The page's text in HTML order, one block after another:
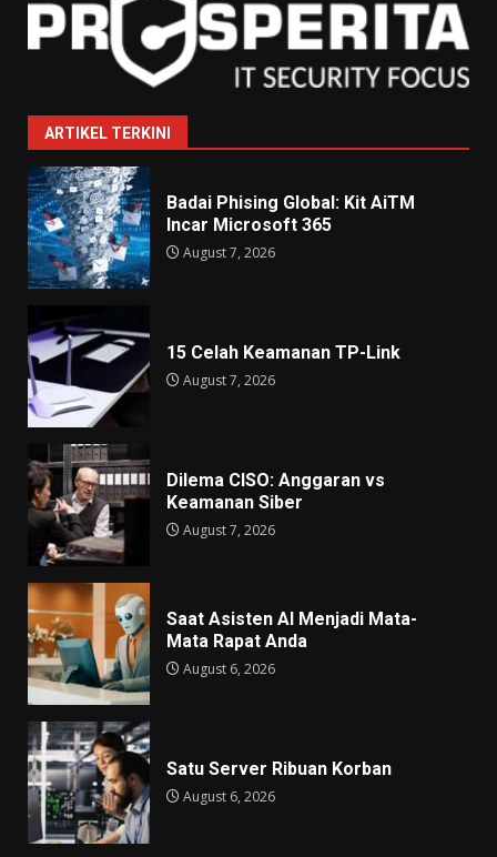
ARTIKEL TERKINI
Badai Phising Global: Kit AiTM
Incar Microsoft 365
August 7, 2026
15 Celah Keamanan TP-Link
August 7, 2026
Dilema CISO: Anggaran vs
Keamanan Siber
August 7, 2026
Saat Asisten AI Menjadi Mata-
Mata Rapat Anda
August 6, 2026
Satu Server Ribuan Korban
August 6, 2026